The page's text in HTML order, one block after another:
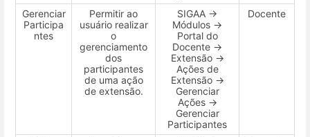
Gerenciar
Participa
ntes
Permitir ao
usuário realizar
o
gerenciamento
dos
participantes
de uma ação
de extensão.
SIGAA →
Módulos →
Portal do
Docente →
Extensão →
Ações de
Extensão →
Gerenciar
Ações →
Gerenciar
Participantes
Docente